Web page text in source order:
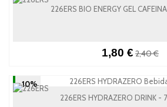
226ERS BIO ENERGY GEL
1,80 € 2,40 €
-10%
226ERS HYDRAZERO DRINK -